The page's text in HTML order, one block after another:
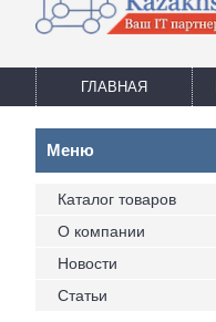
ГЛАВНАЯ
Каталог товаров
О компании
Новости
Статьи